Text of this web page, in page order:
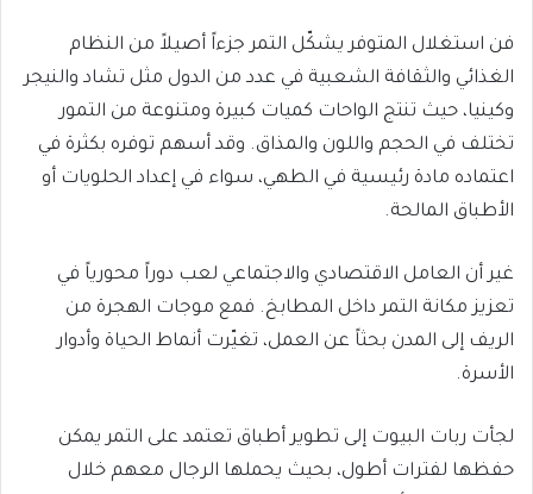
فن استغلال المتوفر يشكّل التمر جزءاً أصيلاً من النظام
الغذائي والثقافة الشعبية في عدد من الدول مثل تشاد والنيجر
وكينيا، حيث تنتج الواحات كميات كبيرة ومتنوعة من التمور
تختلف في الحجم واللون والمذاق. وقد أسهم توفره بكثرة في
اعتماده مادة رئيسية في الطهي، سواء في إعداد الحلويات أو
الأطباق المالحة.
غير أن العامل الاقتصادي والاجتماعي لعب دوراً محورياً في
تعزيز مكانة التمر داخل المطابخ. فمع موجات الهجرة من
الريف إلى المدن بحثاً عن العمل، تغيّرت أنماط الحياة وأدوار
الأسرة.
لجأت ربات البيوت إلى تطوير أطباق تعتمد على التمر يمكن
حفظها لفترات أطول، بحيث يحملها الرجال معهم خلال